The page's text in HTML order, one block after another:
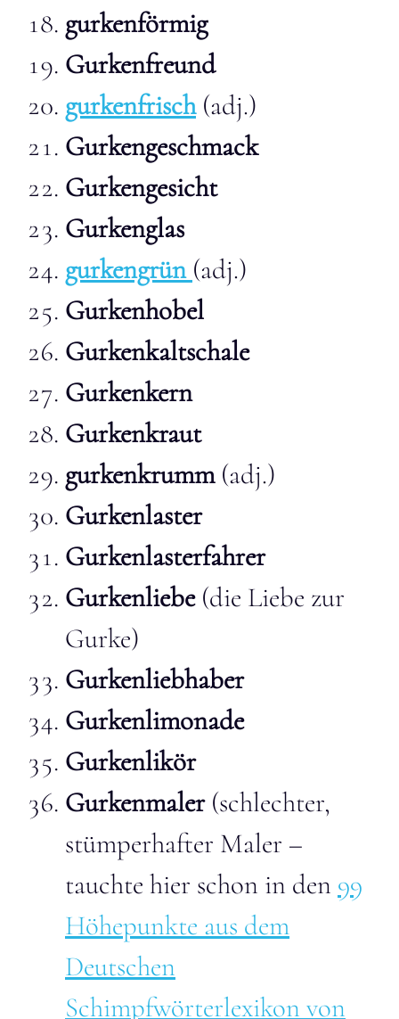
gurkenförmig
Gurkenfreund
gurkenfrisch(adj.)
Gurkengeschmack
Gurkengesicht
Gurkenglas
gurkengrün (adj.)
Gurkenhobel
Gurkenkaltschale
Gurkenkern
Gurkenkraut
gurkenkrumm (adj.)
Gurkenlaster
Gurkenlasterfahrer
Gurkenliebe(die Liebe zur
Gurke)
Gurkenliebhaber
Gurkenlimonade
Gurkenlikör
Gurkenmaler(schlechter,
stümperhafter Maler –
tauchte hier schon in den 99
Höhepunkte aus dem
Deutschen
Schimpfwörterlexikon von